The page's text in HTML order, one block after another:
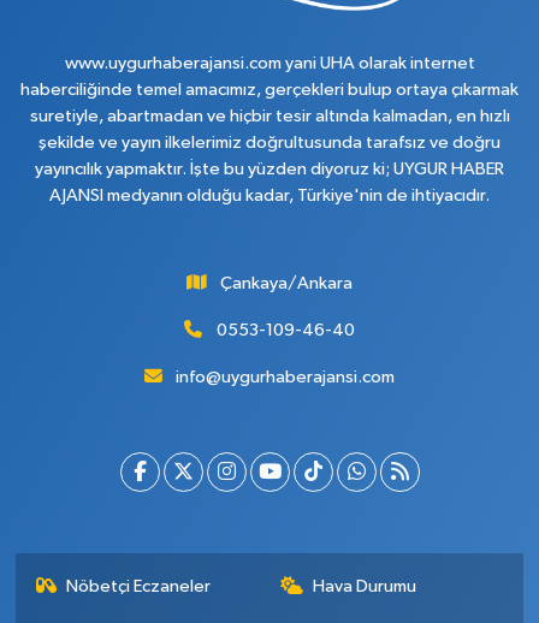
www.uygurhaberajansi.com yani UHA olarak internet
haberciliğinde temel amacımız, gerçekleri bulup ortaya çıkarmak
suretiyle, abartmadan ve hiçbir tesir altında kalmadan, en hızlı
şekilde ve yayın ilkelerimiz doğrultusunda tarafsız ve doğru
yayıncılık yapmaktır. İşte bu yüzden diyoruz ki; UYGUR HABER
AJANSI medyanın olduğu kadar, Türkiye'nin de ihtiyacıdır.
Çankaya/Ankara
0553-109-46-40
info@uygurhaberajansi.com
Nöbetçi Eczaneler Hava Durumu